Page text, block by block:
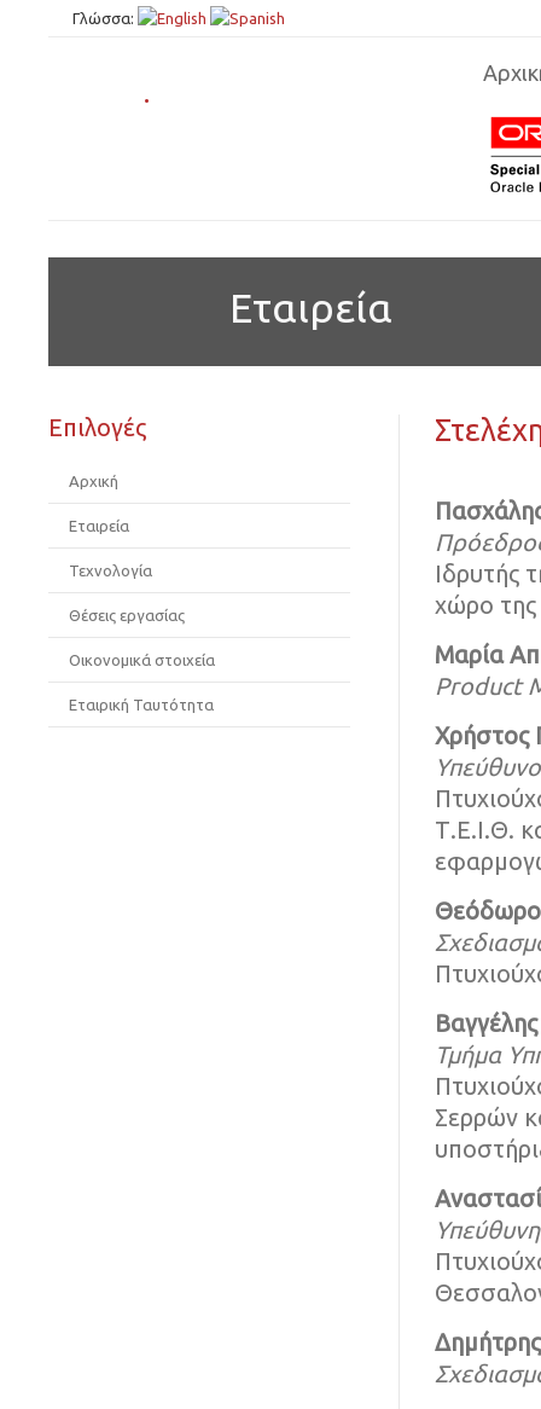
.
Εταιρεία
Επιλογές
Αρχική
Εταιρεία
Τεχνολογία
Θέσεις εργασίας
Οικονομικά στοιχεία
Εταιρική Ταυτότητα
Ιδρυτής
χώρο της
Μαρία
Product
Χρήστος
Τ.Ε.Ι.Θ.
Τμήμα
Σερρών
Γλώσσα: